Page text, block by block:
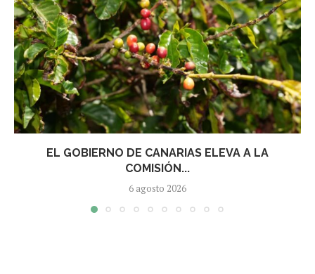
EL GOBIERNO DE CANARIAS ELEVA A LA
COMISIÓN...
6 agosto 2026